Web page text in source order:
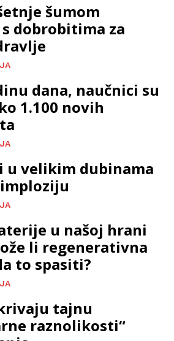
šumom
dobrobitima za
dana, naučnici su
1.100 novih
u velikim dubinama
u našoj hrani
li regenerativna
to spasiti?
tajnu
raznolikosti“